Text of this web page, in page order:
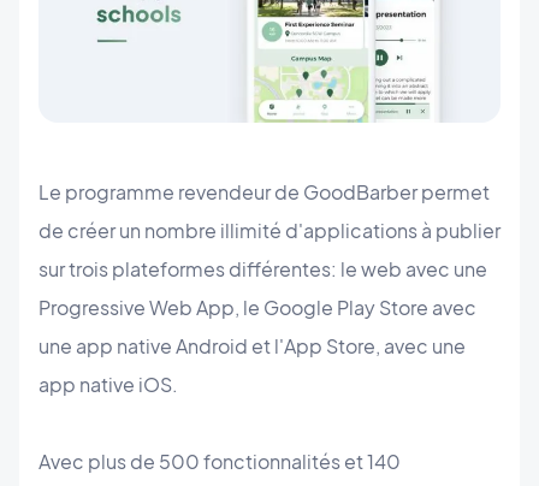
Le programme revendeur de GoodBarber permet
de créer un nombre illimité d'applications à publier
sur trois plateformes différentes: le web avec une
Progressive Web App, le Google Play Store avec
une app native Android et l'App Store, avec une
app native iOS.
Avec plus de 500 fonctionnalités et 140